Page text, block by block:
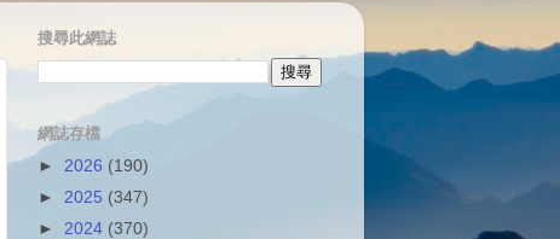
搜尋此網誌
網誌存檔
► 2026 (190)
► 2025 (347)
► 2024 (370)